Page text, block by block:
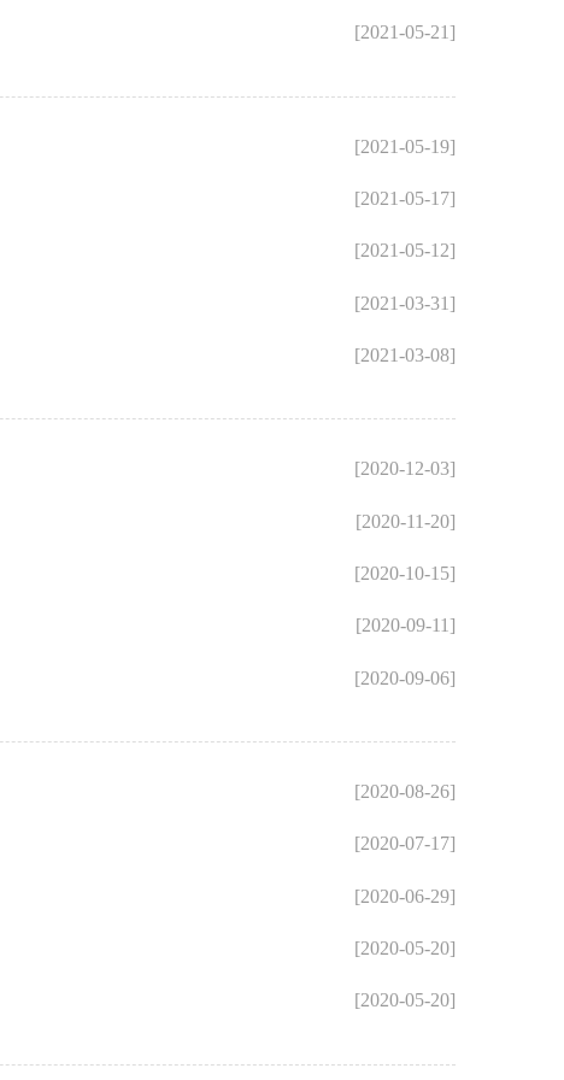
[2021-05-21]
[2021-05-19]
[2021-05-17]
[2021-05-12]
[2021-03-31]
[2021-03-08]
[2020-12-03]
[2020-11-20]
[2020-10-15]
[2020-09-11]
[2020-09-06]
[2020-08-26]
[2020-07-17]
[2020-06-29]
[2020-05-20]
[2020-05-20]